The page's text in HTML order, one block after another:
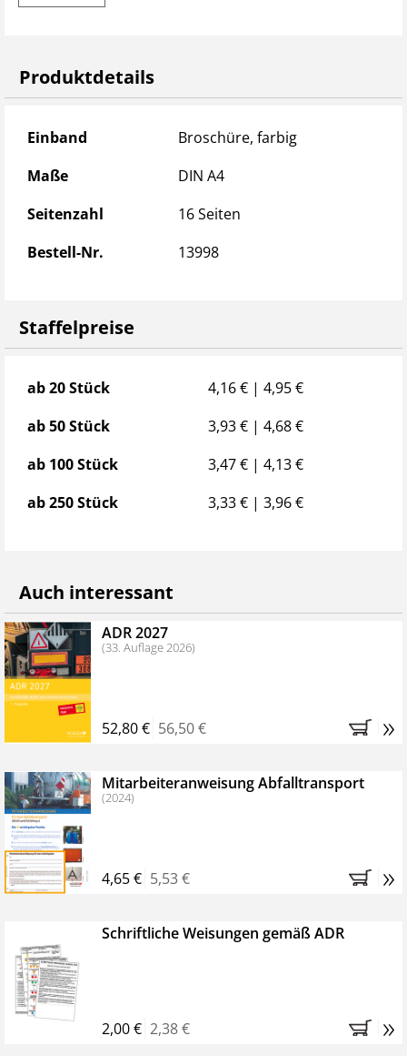
Produktdetails
Produktdetails
Einband
Broschüre, farbig
Maße
DIN A4
Seitenzahl
16 Seiten
Bestell-Nr.
13998
Staffelpreise
Staffelpreise
ab 20 Stück
4,16 € | 4,95 €
ab 50 Stück
3,93 € | 4,68 €
ab 100 Stück
3,47 € | 4,13 €
ab 250 Stück
3,33 € | 3,96 €
Auch interessant
ADR 2027
(33. Auflage 2026)
52,80 € 56,50 € »
Mitarbeiteranweisung Abfalltransport
(2024)
4,65 € 5,53 € »
Schriftliche Weisungen gemäß ADR
2,00 € 2,38 € »